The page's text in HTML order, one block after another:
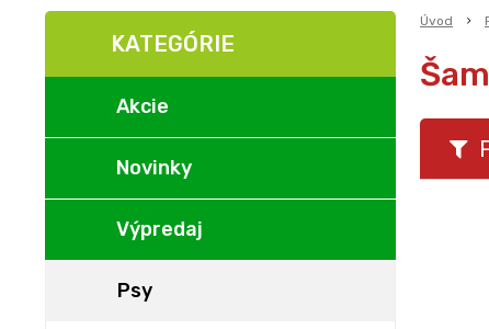
Úvod
KATEGÓRIE
Akcie
Novinky
Výpredaj
Psy